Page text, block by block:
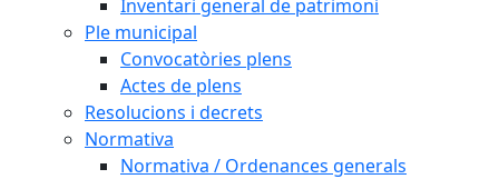
Inventari general de patrimoni
Ple municipal
Convocatòries plens
Actes de plens
Resolucions i decrets
Normativa
Normativa / Ordenances generals